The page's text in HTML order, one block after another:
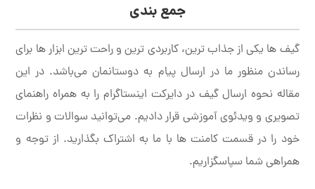
جمع بندی
گیف ها یکی از جذاب ترین، کاربردی ترین و راحت ترین ابزار ها برای
رساندن منظور ما در ارسال پیام به دوستانمان می‌باشد. در این
مقاله نحوه ارسال گیف در دایرکت اینستاگرام را به همراه راهنمای
تصویری و ویدئوی آموزشی قرار دادیم. می‌توانید سوالات و نظرات
خود را در قسمت کامنت ها با ما به اشتراک بگذارید. از توجه و
همراهی شما سپاسگزاریم.